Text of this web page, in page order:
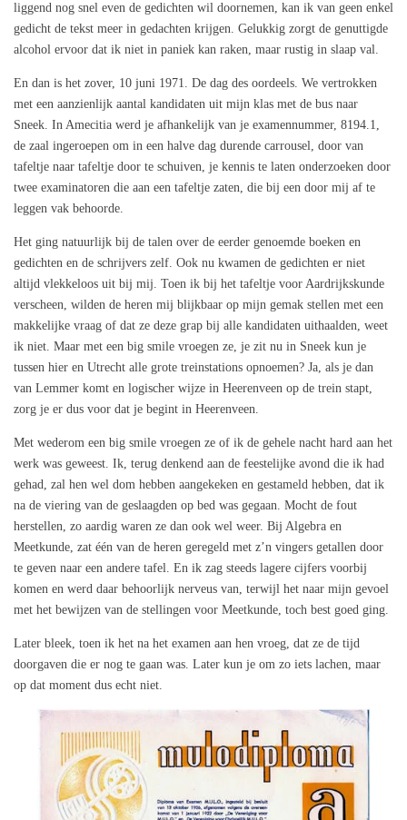
liggend nog snel even de gedichten wil doornemen, kan ik van geen enkel
gedicht de tekst meer in gedachten krijgen. Gelukkig zorgt de genuttigde
alcohol ervoor dat ik niet in paniek kan raken, maar rustig in slaap val.
En dan is het zover, 10 juni 1971. De dag des oordeels. We vertrokken
met een aanzienlijk aantal kandidaten uit mijn klas met de bus naar
Sneek. In Amecitia werd je afhankelijk van je examennummer, 8194.1,
de zaal ingeroepen om in een halve dag durende carrousel, door van
tafeltje naar tafeltje door te schuiven, je kennis te laten onderzoeken door
twee examinatoren die aan een tafeltje zaten, die bij een door mij af te
leggen vak behoorde.
Het ging natuurlijk bij de talen over de eerder genoemde boeken en
gedichten en de schrijvers zelf. Ook nu kwamen de gedichten er niet
altijd vlekkeloos uit bij mij. Toen ik bij het tafeltje voor Aardrijkskunde
verscheen, wilden de heren mij blijkbaar op mijn gemak stellen met een
makkelijke vraag of dat ze deze grap bij alle kandidaten uithaalden, weet
ik niet. Maar met een big smile vroegen ze, je zit nu in Sneek kun je
tussen hier en Utrecht alle grote treinstations opnoemen? Ja, als je dan
van Lemmer komt en logischer wijze in Heerenveen op de trein stapt,
zorg je er dus voor dat je begint in Heerenveen.
Met wederom een big smile vroegen ze of ik de gehele nacht hard aan het
werk was geweest. Ik, terug denkend aan de feestelijke avond die ik had
gehad, zal hen wel dom hebben aangekeken en gestameld hebben, dat ik
na de viering van de geslaagden op bed was gegaan. Mocht de fout
herstellen, zo aardig waren ze dan ook wel weer. Bij Algebra en
Meetkunde, zat één van de heren geregeld met z’n vingers getallen door
te geven naar een andere tafel. En ik zag steeds lagere cijfers voorbij
komen en werd daar behoorlijk nerveus van, terwijl het naar mijn gevoel
met het bewijzen van de stellingen voor Meetkunde, toch best goed ging.
Later bleek, toen ik het na het examen aan hen vroeg, dat ze de tijd
doorgaven die er nog te gaan was. Later kun je om zo iets lachen, maar
op dat moment dus echt niet.